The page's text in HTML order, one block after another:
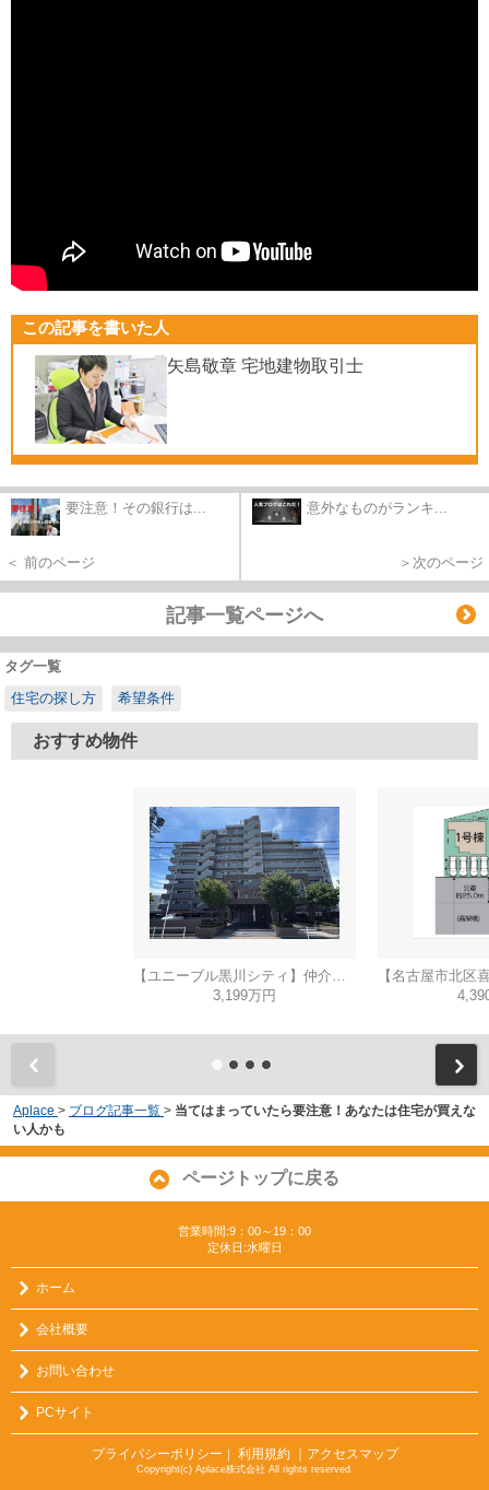
この記事を書いた人
矢島敬章 宅地建物取引士
要注意！その銀行は...
＜ 前のページ
意外なものがランキ...
＞次のページ
記事一覧ページへ
タグ一覧
住宅の探し方
希望条件
おすすめ物件
【ユニーブル黒川シティ】仲介手数料無料！城北小学校・北陵中学校
3,199万円
Aplace > ブログ記事一覧 > 当てはまっていたら要注意！あなたは住宅が買えな
い人かも
ページトップに戻る
営業時間:9：00～19：00
定休日:水曜日
ホーム
会社概要
お問い合わせ
PCサイト
プライバシーポリシー ｜ 利用規約 ｜アクセスマップ
Copyright(c) Aplace株式会社 All rights reserved.